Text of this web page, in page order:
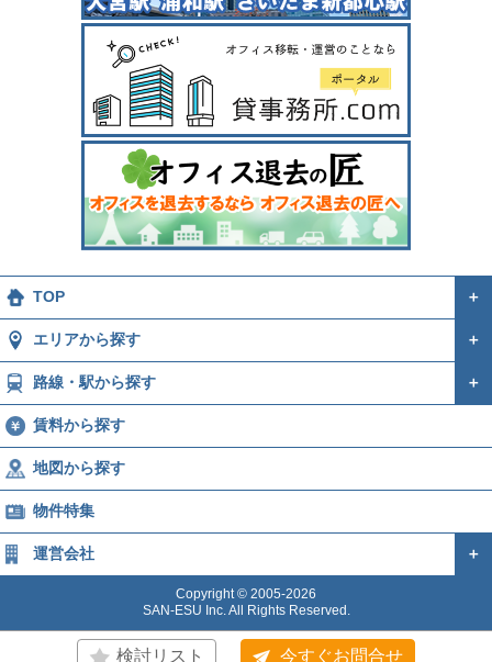
検討リスト 今すぐお問合せ
TOP ＋
エリアから探す ＋
路線・駅から探す ＋
賃料から探す
地図から探す
物件特集
運営会社 ＋
Copyright © 2005-2026
SAN-ESU Inc. All Rights Reserved.